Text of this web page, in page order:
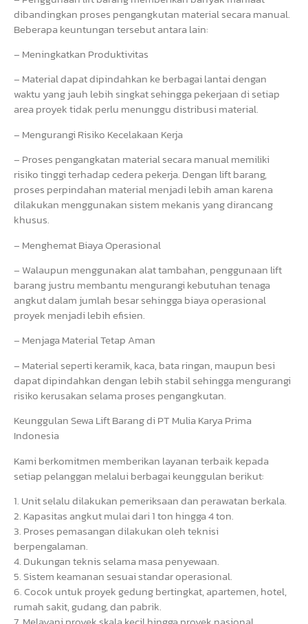
dibandingkan proses pengangkutan material secara manual.
Beberapa keuntungan tersebut antara lain:
– Meningkatkan Produktivitas
– Material dapat dipindahkan ke berbagai lantai dengan
waktu yang jauh lebih singkat sehingga pekerjaan di setiap
area proyek tidak perlu menunggu distribusi material.
– Mengurangi Risiko Kecelakaan Kerja
– Proses pengangkatan material secara manual memiliki
risiko tinggi terhadap cedera pekerja. Dengan lift barang,
proses perpindahan material menjadi lebih aman karena
dilakukan menggunakan sistem mekanis yang dirancang
khusus.
– Menghemat Biaya Operasional
– Walaupun menggunakan alat tambahan, penggunaan lift
barang justru membantu mengurangi kebutuhan tenaga
angkut dalam jumlah besar sehingga biaya operasional
proyek menjadi lebih efisien.
– Menjaga Material Tetap Aman
– Material seperti keramik, kaca, bata ringan, maupun besi
dapat dipindahkan dengan lebih stabil sehingga mengurangi
risiko kerusakan selama proses pengangkutan.
Keunggulan Sewa Lift Barang di PT Mulia Karya Prima
Indonesia
Kami berkomitmen memberikan layanan terbaik kepada
setiap pelanggan melalui berbagai keunggulan berikut:
1. Unit selalu dilakukan pemeriksaan dan perawatan berkala.
2. Kapasitas angkut mulai dari 1 ton hingga 4 ton.
3. Proses pemasangan dilakukan oleh teknisi
berpengalaman.
4. Dukungan teknis selama masa penyewaan.
5. Sistem keamanan sesuai standar operasional.
6. Cocok untuk proyek gedung bertingkat, apartemen, hotel,
rumah sakit, gudang, dan pabrik.